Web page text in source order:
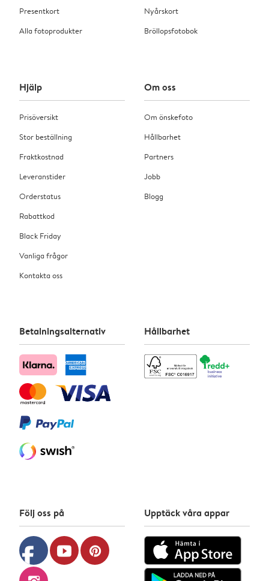
Presentkort
Alla fotoprodukter
Nyårskort
Bröllopsfotobok
Hjälp
Prisöversikt
Stor beställning
Fraktkostnad
Leveranstider
Orderstatus
Rabattkod
Black Friday
Vanliga frågor
Kontakta oss
Om oss
Om önskefoto
Hållbarhet
Partners
Jobb
Blogg
Betalningsalternativ Hållbarhet
Följ oss på
facebook youtube pinterest
Upptäck våra appar